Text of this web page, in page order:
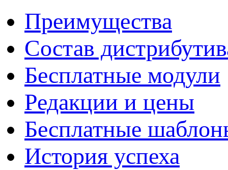
Преимущества
Состав
Бесплатные модули
Редакции и цены
Бесплатные
История успеха